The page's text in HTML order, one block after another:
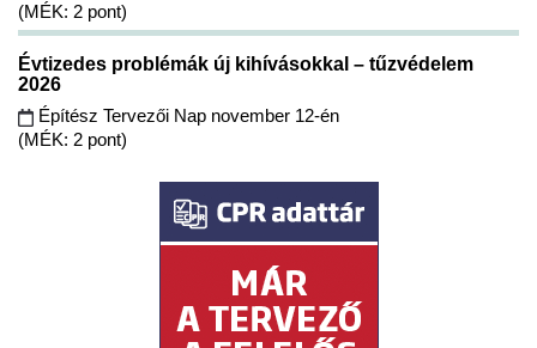
(MÉK: 2 pont)
Évtizedes problémák új kihívásokkal – tűzvédelem
2026
Építész Tervezői Nap november 12-én
(MÉK: 2 pont)